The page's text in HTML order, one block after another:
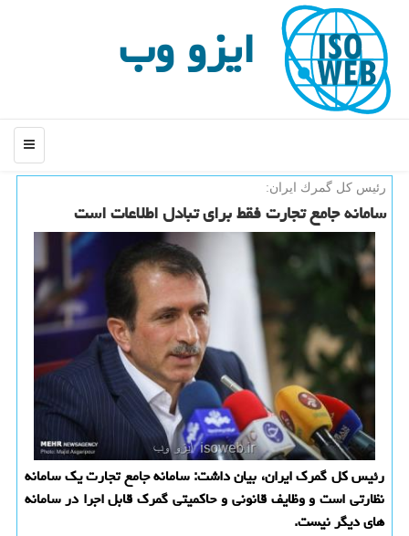
ایزو وب
منو
رئیس كل گمرك ایران:
سامانه جامع تجارت فقط برای تبادل اطلاعات است
رئیس كل گمرك ایران، بیان داشت: سامانه جامع تجارت یك سامانه
نظارتی است و وظایف قانونی و حاكمیتی گمرك قابل اجرا در سامانه
های دیگر نیست.